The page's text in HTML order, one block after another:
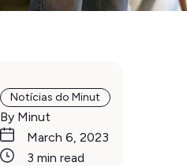
Notícias do Minut
By Minut
March 6, 2023
3 min read